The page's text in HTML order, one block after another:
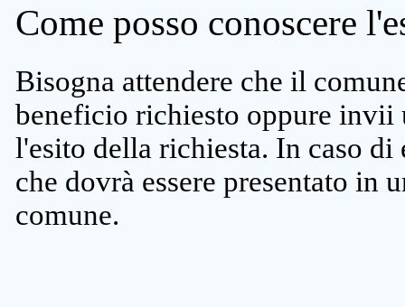
Come posso conoscere
Bisogna attendere che il
beneficio richiesto oppure invii
l'esito della richiesta. In caso
che dovrà essere presentato in
comune.